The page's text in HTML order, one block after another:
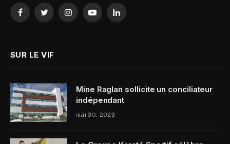
FacebookTwitterInstagramYouTubeLinkedIn
SUR LE VIF
Mine Raglan sollicite un conciliateur
indépendant
mai 30, 2023